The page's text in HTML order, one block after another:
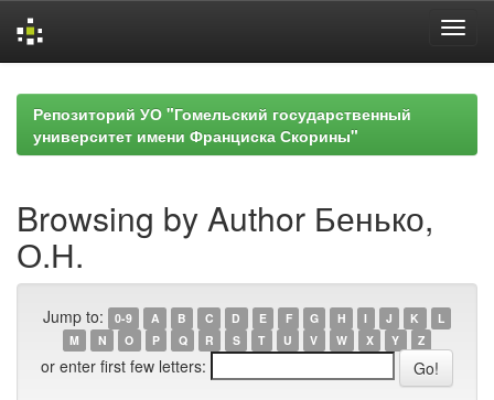
navigationРепозиторий УО "Гомельский государственный
университет имени Франциска Скорины"
Browsing by Author Бенько,
О.Н.
Jump to: 0-9 A B C D E F G H I J K
L
M
N O P Q R S T U V W X Y Z
or enter first few letters: